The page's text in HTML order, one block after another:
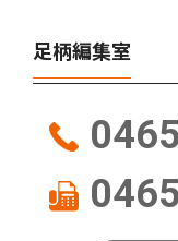
足柄編集室